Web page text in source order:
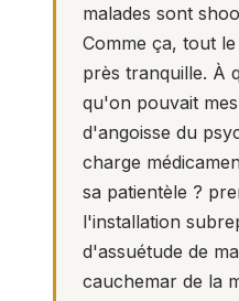
malades sont
Comme ça, tout
près tranquille. À
qu'on pouvait
d'angoisse du
charge
sa patientèle ?
l'installation
d'assuétude de
cauchemar de la